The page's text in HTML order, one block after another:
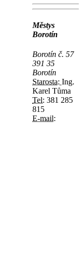
Městys
Borotín
Borotín č. 57
391 35
Borotín
Starosta: Ing.
Karel Tůma
Tel: 381 285
815
E-mail: